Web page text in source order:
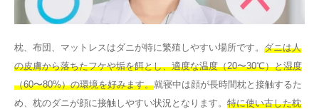
枕、布団、マットレスはダニが特に繁殖しやすい場所です。 ダニは人
の皮膚から落ちたフケや垢を餌とし、適度な温度（20〜30℃）と湿度
（60〜80%）の環境を好みます。就寝中は顔が長時間枕と接触するた
め、枕のダニが顔に接触しやすい状況となります。 特に使い古した枕